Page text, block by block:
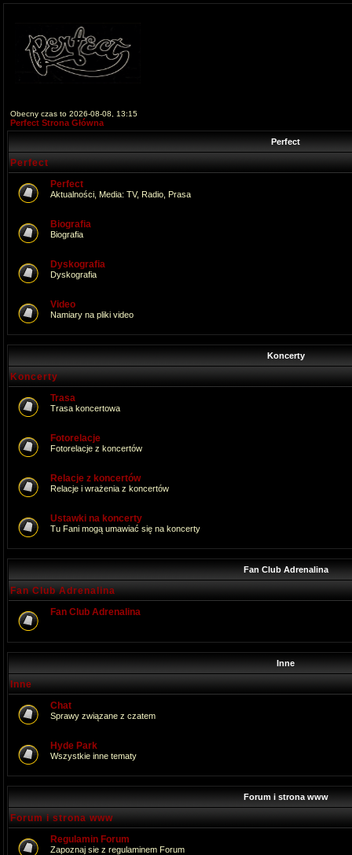
Obecny czas to 2026-08-08, 13:15
Perfect Strona Główna
Perfect
Perfect
Perfect
Aktualności, Media: TV, Radio, Prasa
Biografia
Biografia
Dyskografia
Dyskografia
Video
Namiary na pliki video
Koncerty
Koncerty
Trasa
Trasa koncertowa
Fotorelacje
Fotorelacje z koncertów
Relacje z koncertów
Relacje i wrażenia z koncertów
Ustawki na koncerty
Tu Fani mogą umawiać się na koncerty
Fan Club Adrenalina
Fan Club Adrenalina
Fan Club Adrenalina
Inne
Inne
Chat
Sprawy związane z czatem
Hyde Park
Wszystkie inne tematy
Forum i strona www
Forum i strona www
Regulamin Forum
Zapoznaj sie z regulaminem Forum